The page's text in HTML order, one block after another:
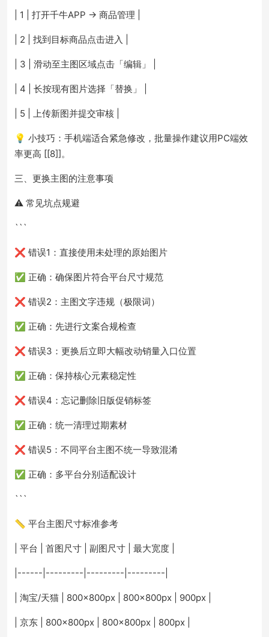
| 1 | 打开千牛APP → 商品管理 |
| 2 | 找到目标商品点击进入 |
| 3 | 滑动至主图区域点击「编辑」 |
| 4 | 长按现有图片选择「替换」 |
| 5 | 上传新图并提交审核 |
💡 小技巧：手机端适合紧急修改，批量操作建议用PC端效
率更高 [[8]]。
三、更换主图的注意事项
⚠️ 常见坑点规避
```
❌ 错误1：直接使用未处理的原始图片
✅ 正确：确保图片符合平台尺寸规范
❌ 错误2：主图文字违规（极限词）
✅ 正确：先进行文案合规检查
❌ 错误3：更换后立即大幅改动销量入口位置
✅ 正确：保持核心元素稳定性
❌ 错误4：忘记删除旧版促销标签
✅ 正确：统一清理过期素材
❌ 错误5：不同平台主图不统一导致混淆
✅ 正确：多平台分别适配设计
```
📏 平台主图尺寸标准参考
| 平台 | 首图尺寸 | 副图尺寸 | 最大宽度 |
|------|---------|---------|---------|
| 淘宝/天猫 | 800×800px | 800×800px | 900px |
| 京东 | 800×800px | 800×800px | 800px |